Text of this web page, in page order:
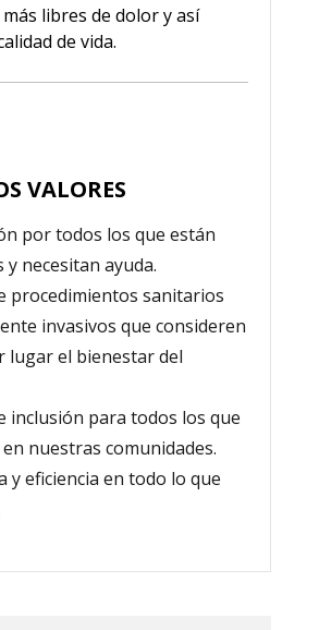
libres de dolor y así
de vida.
VALORES
por todos los que están
necesitan ayuda.
procedimientos sanitarios
invasivos que consideren
lugar el bienestar del
inclusión para todos los que
nuestras comunidades.
y eficiencia en todo lo que